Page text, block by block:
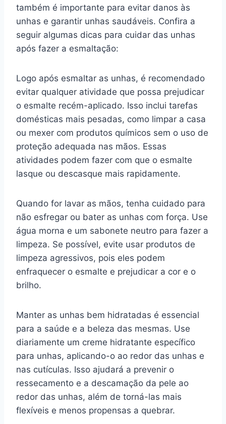
também é importante para evitar danos às
unhas e garantir unhas saudáveis. Confira a
seguir algumas dicas para cuidar das unhas
após fazer a esmaltação:
Logo após esmaltar as unhas, é recomendado
evitar qualquer atividade que possa prejudicar
o esmalte recém-aplicado. Isso inclui tarefas
domésticas mais pesadas, como limpar a casa
ou mexer com produtos químicos sem o uso de
proteção adequada nas mãos. Essas
atividades podem fazer com que o esmalte
lasque ou descasque mais rapidamente.
Quando for lavar as mãos, tenha cuidado para
não esfregar ou bater as unhas com força. Use
água morna e um sabonete neutro para fazer a
limpeza. Se possível, evite usar produtos de
limpeza agressivos, pois eles podem
enfraquecer o esmalte e prejudicar a cor e o
brilho.
Manter as unhas bem hidratadas é essencial
para a saúde e a beleza das mesmas. Use
diariamente um creme hidratante específico
para unhas, aplicando-o ao redor das unhas e
nas cutículas. Isso ajudará a prevenir o
ressecamento e a descamação da pele ao
redor das unhas, além de torná-las mais
flexíveis e menos propensas a quebrar.